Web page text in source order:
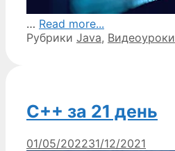
… Read more...
Рубрики Java, Видеоуроки
C++ за 21 день
01/05/202231/12/2021